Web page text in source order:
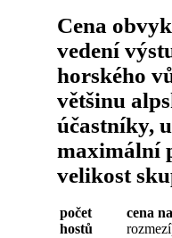
Cena
vedení
horského
většinu
účastníky,
maximální
velikost
počet
hostů
cena